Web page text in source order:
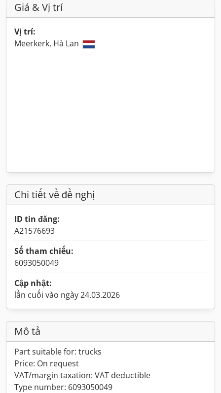
Giá & Vị trí
Vị trí:
Meerkerk, Hà Lan
Chi tiết về đề nghị
ID tin đăng:
A21576693
Số tham chiếu:
6093050049
Cập nhật:
lần cuối vào ngày 24.03.2026
Mô tả
Part suitable for: trucks
Price: On request
VAT/margin taxation: VAT deductible
Type number: 6093050049